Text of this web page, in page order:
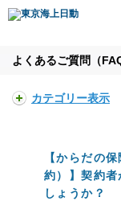
よくあるご質問（
カテゴリー表示
【からだの
約）】契約
しょうか？